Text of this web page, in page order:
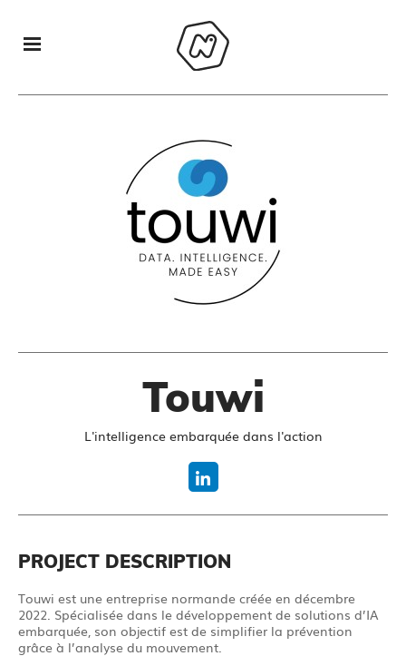
Touwi
L'intelligence embarquée dans l'action
PROJECT DESCRIPTION
Touwi est une entreprise normande créée en décembre
2022. Spécialisée dans le développement de solutions d’IA
embarquée, son objectif est de simplifier la prévention
grâce à l’analyse du mouvement.